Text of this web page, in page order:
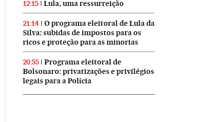
12:15 Lula, uma ressurreição
21:14
O programa eleitoral de Lula da
Silva: subidas de impostos para os
ricos e proteção para as minorias
20:55
Programa eleitoral de
Bolsonaro: privatizações e privilégios
legais para a Polícia